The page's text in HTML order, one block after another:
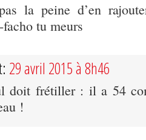
la peine d’en
tu meurs
29 avril 2015 à 8h46
doit frétiller : il a 54
!